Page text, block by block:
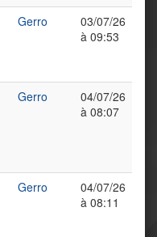
Gerro
03/07/26
à 09:53
Gerro
04/07/26
à 08:07
Gerro
04/07/26
à 08:11